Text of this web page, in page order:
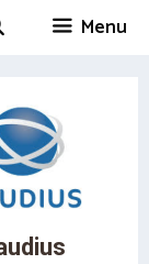
Menu